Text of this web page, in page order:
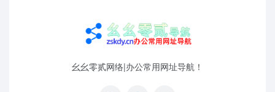
幺幺零贰网络|办公常用网址导航！